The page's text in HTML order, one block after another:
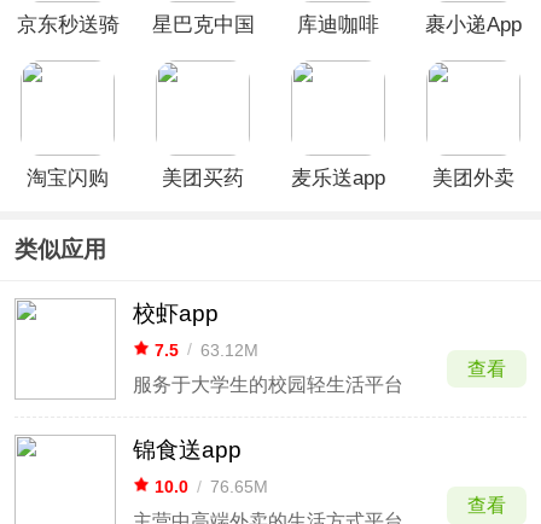
京东秒送骑
星巴克中国
库迪咖啡
裹小递App
淘宝闪购
美团买药
麦乐送app
美团外卖
类似应用
校虾app
7.5 / 63.12M
服务于大学生的校园轻生活平台
查看
锦食送app
10.0 / 76.65M
查看